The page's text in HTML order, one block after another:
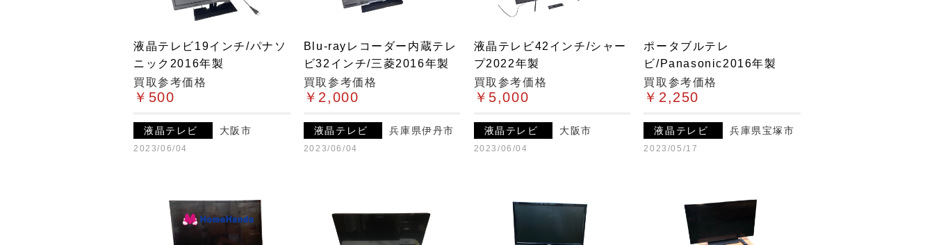
液晶テレビ19インチ/パナソ
ニック2016年製
買取参考価格
￥500
液晶テレビ 大阪市
2023/06/04
Blu-rayレコーダー内蔵テレ
ビ32インチ/三菱2016年製
買取参考価格
￥2,000
液晶テレビ 兵庫県伊丹市
2023/06/04
液晶テレビ42インチ/シャー
プ2022年製
買取参考価格
￥5,000
液晶テレビ 大阪市
2023/06/04
ポータブルテレ
ビ/Panasonic2016年製
買取参考価格
￥2,250
液晶テレビ 兵庫県宝塚市
2023/05/17